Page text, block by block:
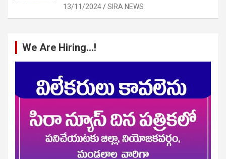
13/11/2024 SIRA NEWS
We Are Hiring…!